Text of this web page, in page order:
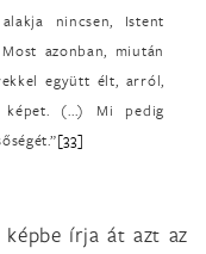
nincsen, Istent
azonban, miután
együtt élt, arról,
képet. (...) Mi pedig
[33]
írja át azt az